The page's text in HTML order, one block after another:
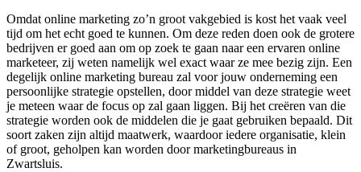
Omdat online marketing zo’n groot vakgebied is kost het vaak veel
tijd om het echt goed te kunnen. Om deze reden doen ook de grotere
bedrijven er goed aan om op zoek te gaan naar een ervaren online
marketeer, zij weten namelijk wel exact waar ze mee bezig zijn. Een
degelijk online marketing bureau zal voor jouw onderneming een
persoonlijke strategie opstellen, door middel van deze strategie weet
je meteen waar de focus op zal gaan liggen. Bij het creëren van die
strategie worden ook de middelen die je gaat gebruiken bepaald. Dit
soort zaken zijn altijd maatwerk, waardoor iedere organisatie, klein
of groot, geholpen kan worden door marketingbureaus in
Zwartsluis.